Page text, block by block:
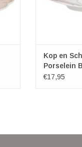
Kop en
Porselein
€17,95